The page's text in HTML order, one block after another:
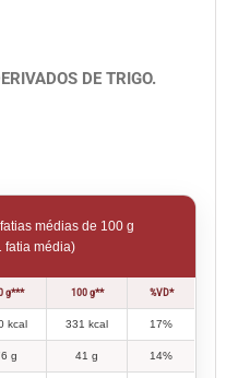
DE TRIGO.
médias de 100 g
fatia média)
g*** 100 g** %VD*
kcal 331 kcal 17%
g 41 g 14%